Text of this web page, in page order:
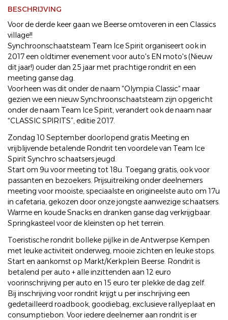
BESCHRIJVING
Voor de derde keer gaan we Beerse omtoveren in een Classics
village!!
Synchroonschaatsteam Team Ice Spirit organiseert ook in
2017 een oldtimer evenement voor auto's EN moto's (Nieuw
dit jaar!) ouder dan 25 jaar met prachtige rondrit en een
meeting ganse dag.
Voorheen was dit onder de naam “Olympia Classic“ maar
gezien we een nieuw Synchroonschaatsteam zijn opgericht
onder de naam Team Ice Spirit, verandert ook de naam naar
“CLASSIC SPIRITS”, editie 2017.
Zondag 10 September doorlopend gratis Meeting en
vrijblijvende betalende Rondrit ten voordele van Team Ice
Spirit Synchro schaatsers jeugd.
Start om 9u voor meeting tot 18u. Toegang gratis, ook voor
passanten en bezoekers. Prijsuitreiking onder deelnemers
meeting voor mooiste, speciaalste en origineelste auto om 17u
in cafetaria, gekozen door onze jongste aanwezige schaatsers.
Warme en koude Snacks en dranken ganse dag verkrijgbaar.
Springkasteel voor de kleinsten op het terrein.
Toeristische rondrit bolleke pijlke in de Antwerpse Kempen
met leuke activiteit onderweg, mooie zichten en leuke stops.
Start en aankomst op Markt/Kerkplein Beerse. Rondrit is
betalend per auto + alle inzittenden aan 12 euro
voorinschrijving per auto en 15 euro ter plekke de dag zelf.
Bij inschrijving voor rondrit krijgt u per inschrijving een
gedetailleerd roadbook, goodiebag, exclusieve rallyeplaat en
consumptiebon. Voor iedere deelnemer aan rondrit is er